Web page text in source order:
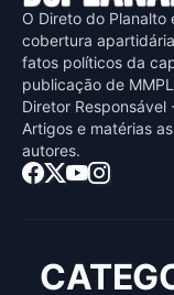
O Direto do Planalto
cobertura
fatos políticos da
publicaçāo de
Diretor Responsável
Artigos e matérias
autores.